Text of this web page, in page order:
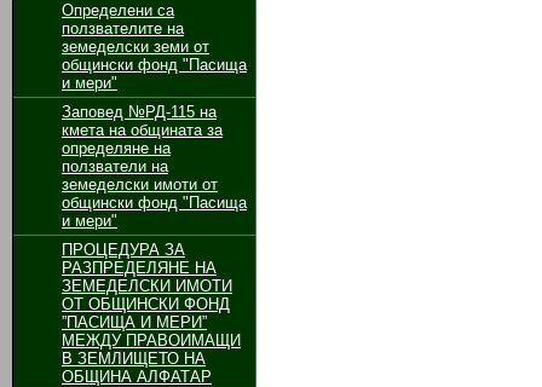
Определени са
ползвателите на
земеделски земи от
общински фонд "Пасища
и мери"
Заповед №РД-115 на
кмета на общината за
определяне на
ползватели на
земеделски имоти от
общински фонд "Пасища
и мери"
ПРОЦЕДУРА ЗА
РАЗПРЕДЕЛЯНЕ НА
ЗЕМЕДЕЛСКИ ИМОТИ
ОТ ОБЩИНСКИ ФОНД
”ПАСИЩА И МЕРИ”
МЕЖДУ ПРАВОИМАЩИ
В ЗЕМЛИЩЕТО НА
ОБЩИНА АЛФАТАР